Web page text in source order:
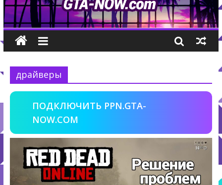
драйверы
ПОДКЛЮЧИТЬ PPN.GTA-
NOW.COM